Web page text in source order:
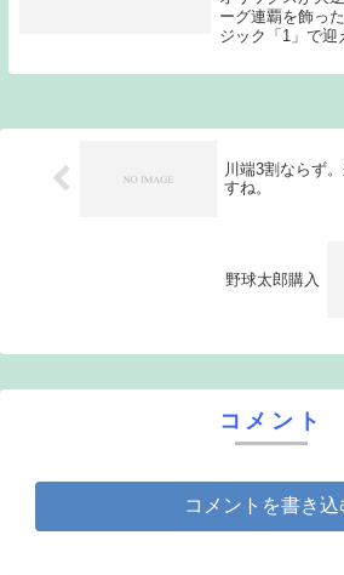
ーグ連覇を飾っ
ジック「1」で迎
76勝64敗2分と
川端3割ならず
すね。
野球太郎購入
コメント
コメントを書き込